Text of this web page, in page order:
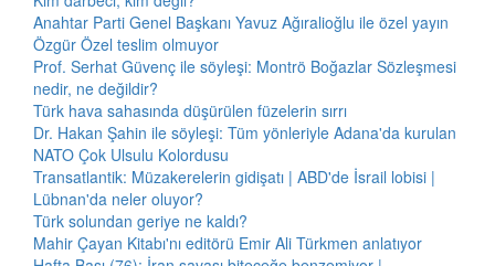
Anahtar Parti Genel Başkanı Yavuz Ağıralioğlu ile özel yayın
Özgür Özel teslim olmuyor
Prof. Serhat Güvenç ile söyleşi: Montrö Boğazlar Sözleşmesi
nedir, ne değildir?
Türk hava sahasında düşürülen füzelerin sırrı
Dr. Hakan Şahin ile söyleşi: Tüm yönleriyle Adana'da kurulan
NATO Çok Ulsulu Kolordusu
Transatlantik: Müzakerelerin gidişatı | ABD'de İsrail lobisi |
Lübnan'da neler oluyor?
Türk solundan geriye ne kaldı?
Mahir Çayan Kitabı'nı editörü Emir Ali Türkmen anlatıyor